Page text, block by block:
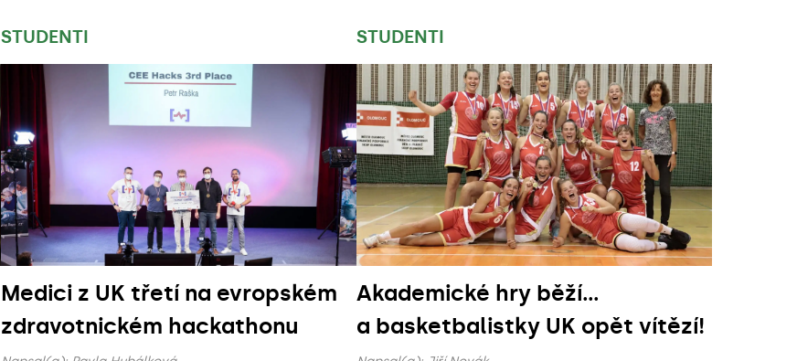
STUDENTI
Medici z UK třetí na evropském
zdravotnickém hackathonu
STUDENTI
Akademické hry běží...
a basketbalistky UK opět vítězí!